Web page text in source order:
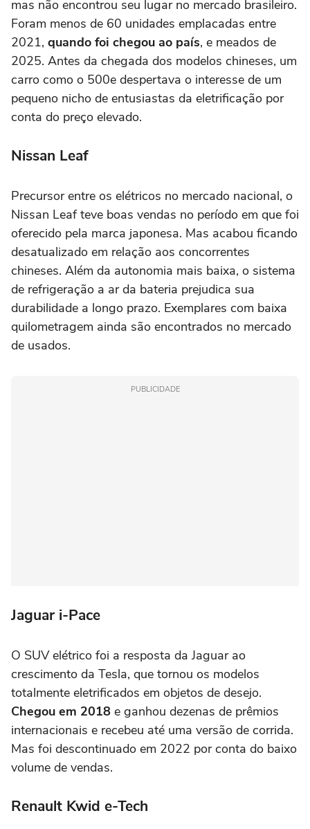
mas não encontrou seu lugar no mercado brasileiro.
Foram menos de 60 unidades emplacadas entre
2021, quando foi chegou ao país, e meados de
2025. Antes da chegada dos modelos chineses, um
carro como o 500e despertava o interesse de um
pequeno nicho de entusiastas da eletrificação por
conta do preço elevado.
Nissan Leaf
Precursor entre os elétricos no mercado nacional, o
Nissan Leaf teve boas vendas no período em que foi
oferecido pela marca japonesa. Mas acabou ficando
desatualizado em relação aos concorrentes
chineses. Além da autonomia mais baixa, o sistema
de refrigeração a ar da bateria prejudica sua
durabilidade a longo prazo. Exemplares com baixa
quilometragem ainda são encontrados no mercado
de usados.
PUBLICIDADE
Jaguar i-Pace
O SUV elétrico foi a resposta da Jaguar ao
crescimento da Tesla, que tornou os modelos
totalmente eletrificados em objetos de desejo.
Chegou em 2018 e ganhou dezenas de prêmios
internacionais e recebeu até uma versão de corrida.
Mas foi descontinuado em 2022 por conta do baixo
volume de vendas.
Renault Kwid e-Tech